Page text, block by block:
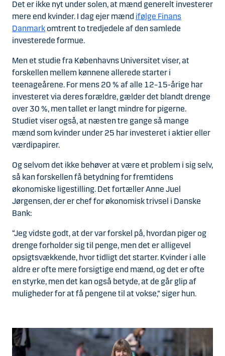
Det er ikke nyt under solen, at mænd generelt investerer
mere end kvinder. I dag ejer mænd ifølge Finans
Danmark omtrent to tredjedele af den samlede
investerede formue.
Men et studie fra Københavns Universitet viser, at
forskellen mellem kønnene allerede starter i
teenageårene. For mens 20 % af alle 12–15-årige har
investeret via deres forældre, gælder det blandt drenge
over 30 %, men tallet er langt mindre for pigerne.
Studiet viser også, at næsten tre gange så mange
mænd som kvinder under 25 har investeret i aktier eller
værdipapirer.
Og selvom det ikke behøver at være et problem i sig selv,
så kan forskellen få betydning for fremtidens
økonomiske ligestilling. Det fortæller Anne Juel
Jørgensen, der er chef for økonomisk trivsel i Danske
Bank:
“Jeg vidste godt, at der var forskel på, hvordan piger og
drenge forholder sig til penge, men det er alligevel
opsigtsvækkende, hvor tidligt det starter. Kvinder i alle
aldre er ofte mere forsigtige end mænd, og det er ofte
en styrke, men det kan også betyde, at de går glip af
muligheder for at få pengene til at vokse,” siger hun.